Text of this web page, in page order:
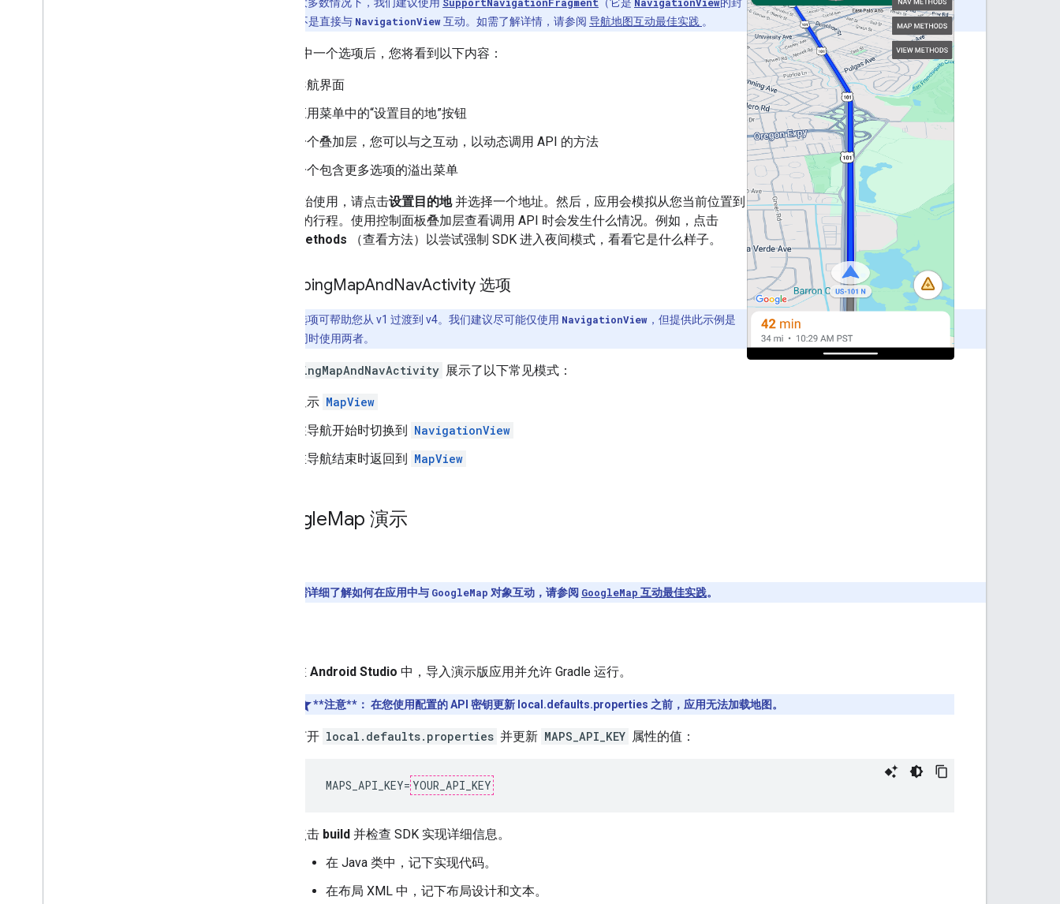
装容器），而不是直接与 NavigationView互动。如需了解详情，请参阅 导航地图互动最佳实践 。
点击其中一个选项后，您将看到以下内容：
导航界面
应用菜单中的“设置目的地”按钮
一个叠加层，您可以与之互动，以动态调用 API 的方法
一个包含更多选项的溢出菜单
如需开始使用，请点击设置目的地并选择一个地址。然后，应用会模拟从您当前位置到
该地址的行程。使用控制面板叠加层查看调用 API 时会发生什么情况。例如，点击
View Methods （查看方法）以尝试强制 SDK 进入夜间模式，看看它是什么样子。
SwappingMapAndNavActivity 选项
此选项可帮助您从 v1 过渡到 v4。我们建议尽可能仅使用 NavigationView ，但提供此示例是
为了说明如何同时使用两者。
SwappingMapAndNavActivity 展示了以下常见模式：
显示 MapView
在导航开始时切换到 NavigationView
在导航结束时返回到 MapView
GoogleMap 演示
如需详细了解如何在应用中与 GoogleMap 对象互动，请参阅 GoogleMap 互动最佳实践。
在 Android Studio 中，导入演示版应用并允许 Gradle 运行。
**注意**： 在您使用配置的 API 密钥更新 local.defaults.properties 之前，应用无法加载地图。
打开 local.defaults.properties 并更新 MAPS_API_KEY 属性的值：
  MAPS_API_KEY=
YOUR_API_KEY
点击 build 并检查 SDK 实现详细信息。
在 Java 类中，记下实现代码。
在布局 XML 中，记下布局设计和文本。